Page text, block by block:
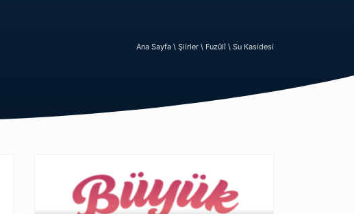
Ana Sayfa \ Şiirler \ Fuzûlî \ Su Kasidesi